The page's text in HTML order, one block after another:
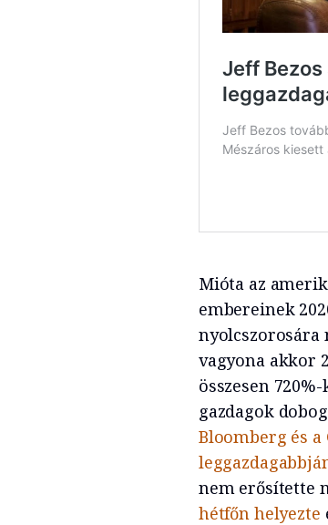
Mióta az
embereinek
nyolcszorosára
vagyona akkor
összesen
gazdagok
Bloomberg és
nem erősítette
hétfőn helyezte